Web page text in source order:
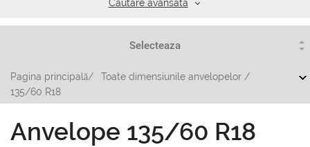
Cautare аvansata
Pagina principală/ Toate dimensiunile anvelopelor /
135/60 R18
Anvelope 135/60 R18